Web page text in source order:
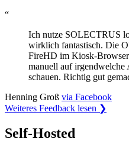
“
Ich nutze SOLECTRUS
wirklich fantastisch. Die
FireHD im Kiosk-
manuell auf irgendwelche
schauen. Richtig gut
Henning Groß via Facebook
Weiteres Feedback lesen ❯
Self-Hosted